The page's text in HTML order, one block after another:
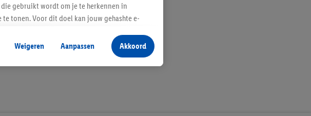
gebruikt wordt om je te herkennen in
tonen. Voor dit doel kan jouw gehashte e-
weergegeven voor producten waarin je
van een online winkel te plaatsen
Weigeren Aanpassen Akkoord